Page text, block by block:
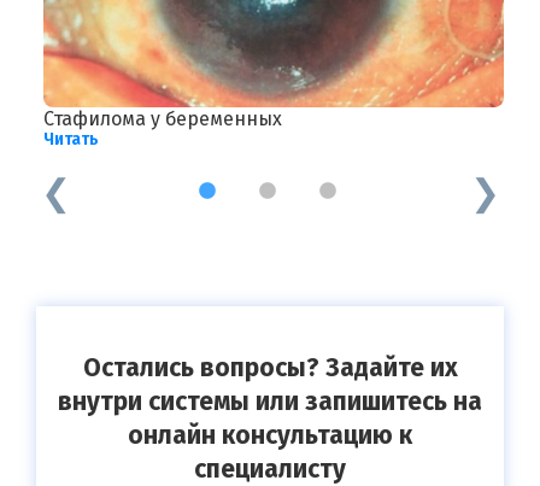
Стафилома у беременных
Читать
1 2 3
Остались вопросы? Задайте их
внутри системы или запишитесь на
онлайн консультацию к
специалисту